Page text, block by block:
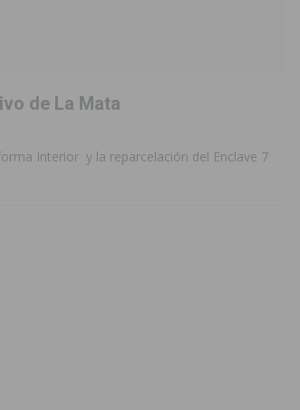
ganadero de la CV
Biodiversidad
de Alicante en Las Colinas
de La Mata
Interior y la reparcelación del Enclave 7